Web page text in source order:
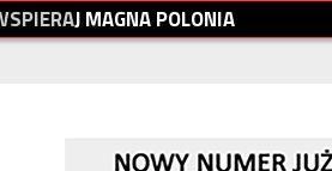
SPIERAJMAGNAPOLONIA